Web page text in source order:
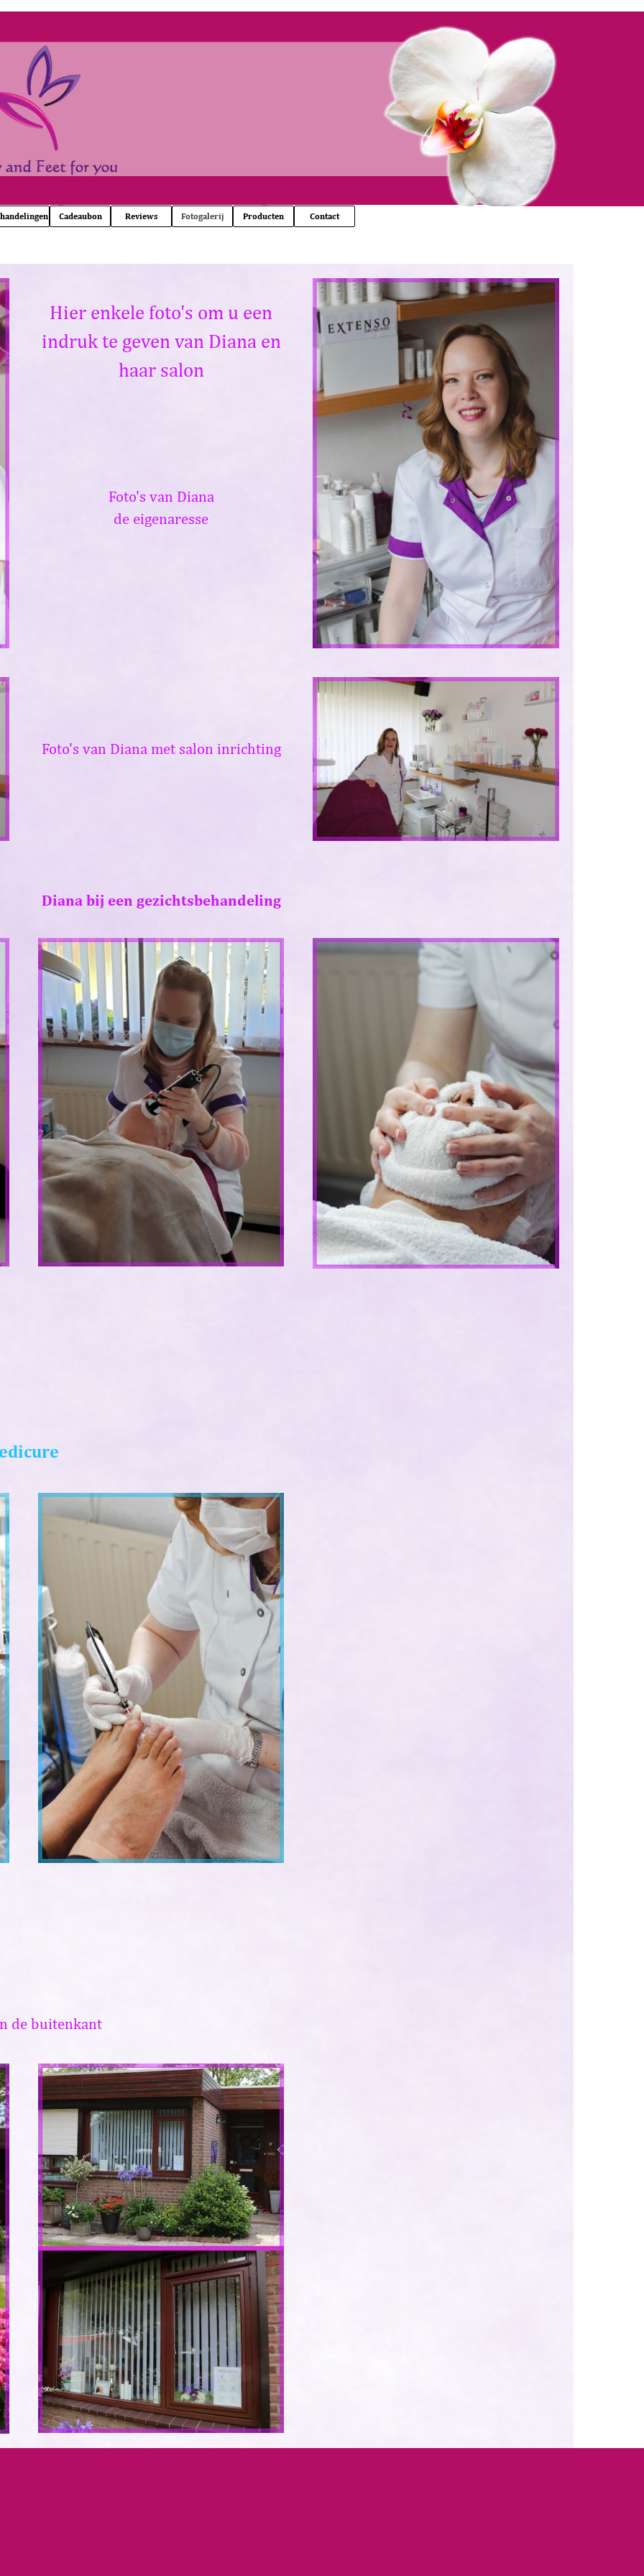
Menu overslaan
Cadeaubon Reviews Fotogalerij Producten Contact
Hier enkele foto's om u een
indruk te geven van Diana en
haar salon
Foto's van Diana
de eigenaresse
Foto's van Diana met salon inrichting
Diana bij een gezichtsbehandeling
de buitenkant